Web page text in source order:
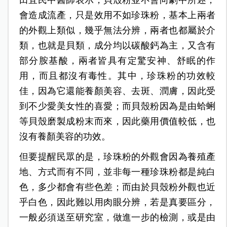
會造成流產，只是效用不如珍珠粉，基本上兩者
的外觀上類似，幾乎無法分辨，兩者也都屬於介
類，也就是貝類，成分均以碳酸鈣為主，又含有
部分胺基酸，兩者皆具有定驚安神、舒眠的作
用，而且都沒有毒性。其中，珍珠粉的功效較
佳，因為它還能養顏美容、去斑、潤膚，因此受
到不少愛美女性的喜愛；而貝殼粉因為是由蛤蜊
等貝殼磨製成粉末而來，因此藥用價值較低，也
沒有養顏美容的功效。
但要提醒民眾的是，珍珠粉的外觀會因為養殖產
地、方式而有不同，並非每一種珍珠粉都是純白
色，多少都會有些色差；而由於貝殼粉外觀也近
乎白色，因此難以用肉眼分辨，若是真要區分，
一般必須送至研究室，做進一步的檢測，或是由